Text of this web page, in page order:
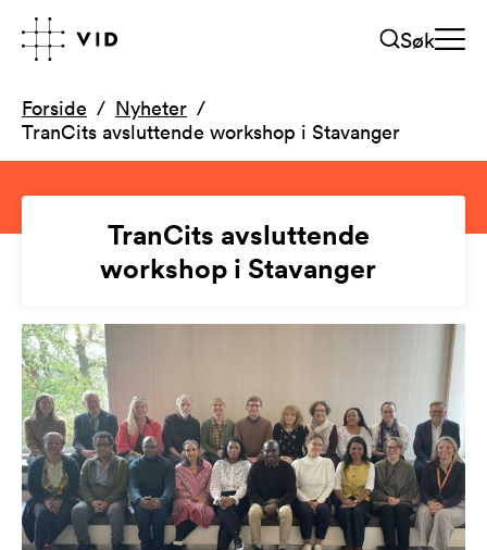
Søk
Forside
Nyheter
TranCits avsluttende workshop i Stavanger
TranCits avsluttende
workshop i Stavanger